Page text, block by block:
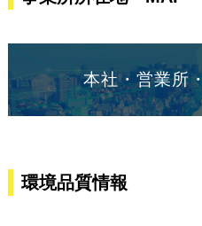
本社・営業所
環境品質情報